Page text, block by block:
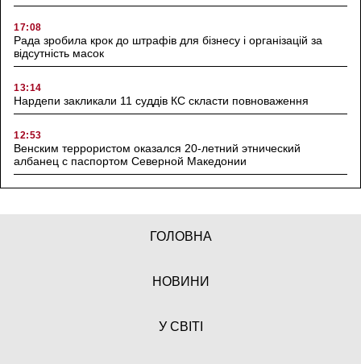
17:08
Рада зробила крок до штрафів для бізнесу і організацій за
відсутність масок
13:14
Нардепи закликали 11 суддів КС скласти повноваження
12:53
Венским террористом оказался 20-летний этнический
албанец с паспортом Северной Македонии
ГОЛОВНА
НОВИНИ
У СВІТІ